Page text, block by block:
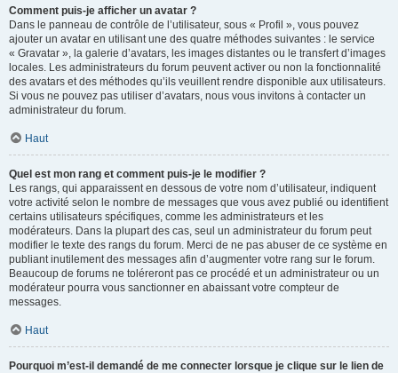
Comment puis-je afficher un avatar ?
Dans le panneau de contrôle de l’utilisateur, sous « Profil », vous pouvez
ajouter un avatar en utilisant une des quatre méthodes suivantes : le service
« Gravatar », la galerie d’avatars, les images distantes ou le transfert d’images
locales. Les administrateurs du forum peuvent activer ou non la fonctionnalité
des avatars et des méthodes qu’ils veuillent rendre disponible aux utilisateurs.
Si vous ne pouvez pas utiliser d’avatars, nous vous invitons à contacter un
administrateur du forum.
Haut
Quel est mon rang et comment puis-je le modifier ?
Les rangs, qui apparaissent en dessous de votre nom d’utilisateur, indiquent
votre activité selon le nombre de messages que vous avez publié ou identifient
certains utilisateurs spécifiques, comme les administrateurs et les
modérateurs. Dans la plupart des cas, seul un administrateur du forum peut
modifier le texte des rangs du forum. Merci de ne pas abuser de ce système en
publiant inutilement des messages afin d’augmenter votre rang sur le forum.
Beaucoup de forums ne toléreront pas ce procédé et un administrateur ou un
modérateur pourra vous sanctionner en abaissant votre compteur de
messages.
Haut
Pourquoi m’est-il demandé de me connecter lorsque je clique sur le lien de